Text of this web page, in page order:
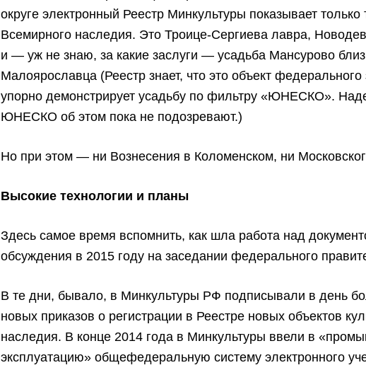
округе электронный Реестр Минкультуры показывает только
Всемирного наследия. Это Троице-Сергиева лавра,
и — уж не знаю, за какие заслуги — усадьба Мансурово близ
Малоярославца (Реестр знает, что это объект федерального
упорно демонстрирует усадьбу по фильтру «ЮНЕСКО».
ЮНЕСКО об этом пока не подозревают.)
Но при этом — ни Вознесения в Коломенском, ни
Высокие технологии и планы
Здесь самое время вспомнить, как шла работа над
обсуждения в 2015 году на заседании федерального
В те дни, бывало, в Минкультуры РФ подписывали в день
новых приказов о регистрации в Реестре новых объектов
наследия. В конце 2014 года в Минкультуры ввели в
эксплуатацию» общефедеральную систему электронного